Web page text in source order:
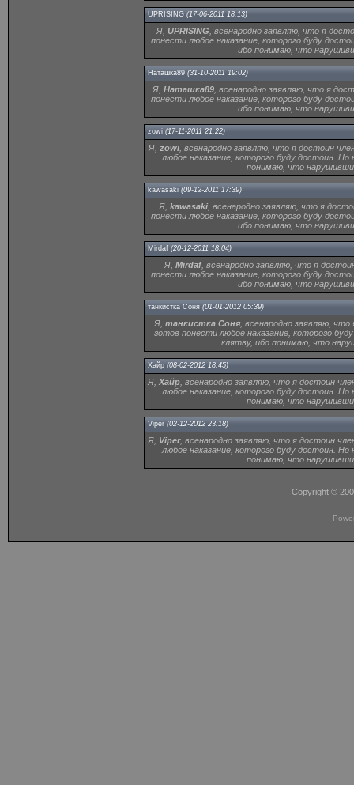
UPRISING (17-06-2011 18:13)
Я, UPRISING , всенародно заявляю, что я
понести любое наказание, которого буду
ибо понимаю, что
Наташка89 (31-10-2011 19:02)
Я, Наташка89, всенародно заявляю, что я
понести любое наказание, которого буду
ибо понимаю, что
zowi (17-11-2011 21:22)
Я, zowi , всенародно заявляю, что я достоин
любое наказание, которого буду достоин.
понимаю, что
kawasaki (09-12-2011 17:39)
Я, kawasaki, всенародно заявляю, что я
понести любое наказание, которого буду
ибо понимаю, что
Mirdaf (20-12-2011 18:04)
Я, Mirdaf, всенародно заявляю, что я
понести любое наказание, которого буду
ибо понимаю, что
танкистка Соня (01-01-2012 05:39)
Я, танкистка Соня, всенародно заявляю, что
готов понести любое наказание, которого
клятву, ибо понимаю, что
Хайр (08-02-2012 18:45)
Я, Хайр , всенародно заявляю, что я достоин
любое наказание, которого буду достоин.
понимаю, что
Viper (02-12-2012 23:18)
Я, Viper, всенародно заявляю, что я достоин
любое наказание, которого буду достоин.
понимаю, что
Copyright ©